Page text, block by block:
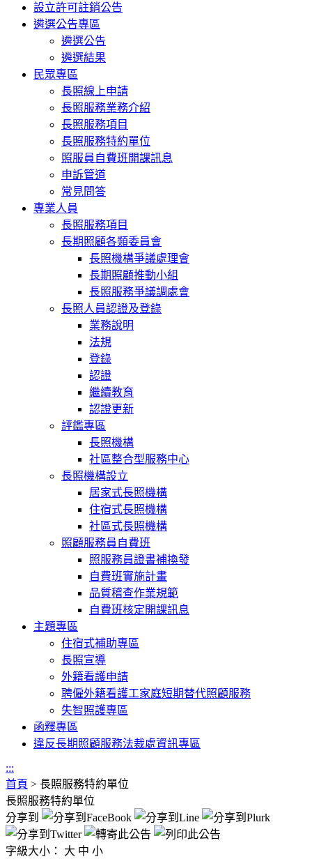
設立許可註銷公告
遴選公告專區
遴選公告
遴選結果
民眾專區
長照線上申請
長照服務業務介紹
長照服務項目
長照服務特約單位
照服員自費班開課訊息
申訴管道
常見問答
專業人員
長照服務項目
長期照顧各類委員會
長照機構爭議處理會
長期照顧推動小組
長照服務爭議調處會
長照人員認證及登錄
業務說明
法規
登錄
認證
繼續教育
認證更新
評鑑專區
長照機構
社區整合型服務中心
長照機構設立
居家式長照機構
住宿式長照機構
社區式長照機構
照顧服務員自費班
照服務員證書補換發
自費班實施計畫
品質稽查作業規範
自費班核定開課訊息
主題專區
住宿式補助專區
長照宣導
外籍看護申請
聘僱外籍看護工家庭短期替代照顧服務
失智照護專區
函釋專區
違反長期照顧服務法裁處資訊專區
:::
首頁 > 長照服務特約單位
長照服務特約單位
分享到
字級大小： 大 中 小